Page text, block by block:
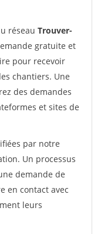
réseau Trouver-
gratuite et
pour recevoir
chantiers. Une
des demandes
et sites de
par notre
Un processus
demande de
en contact avec
leurs